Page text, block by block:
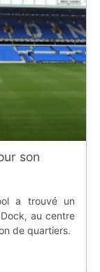
son
a trouvé un
au centre
de quartiers.